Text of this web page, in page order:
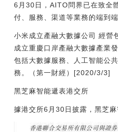
6月30日，AITO問界已在致全
付、服務、渠道等業務的端到
小米成立產融大數據公司 經營
成立重慶口岸產融大數據產業
包括大數據服務、人工智能公
務。（第一財經）[2020/3/3]
黑芝麻智能遞表港交所
據港交所6月30日披露，黑芝